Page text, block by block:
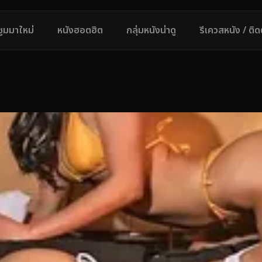
มาใหม่ หนังฮอตฮิต กลุ่มหนังน่าดู รีเควสหนัง / ติ